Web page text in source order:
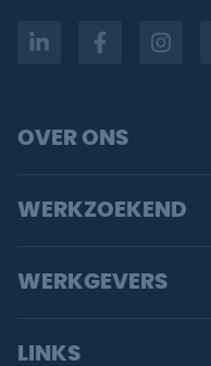
OVER ONS
WERKZOEKEND
WERKGEVERS
LINKS